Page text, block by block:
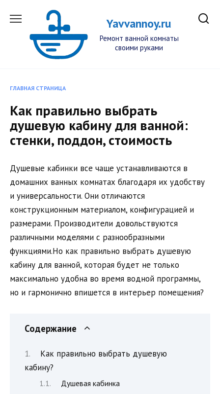
Yavvannoy.ru
Ремонт ванной комнаты
своими руками
ГЛАВНАЯ СТРАНИЦА
Как правильно выбрать
душевую кабину для ванной:
стенки, поддон, стоимость
Душевые кабинки все чаще устанавливаются в
домашних ванных комнатах благодаря их удобству
и универсальности. Они отличаются
конструкционным материалом, конфигурацией и
размерами. Производители довольствуются
различными моделями с разнообразными
функциями.Но как правильно выбрать душевую
кабину для ванной, которая будет не только
максимально удобна во время водной программы,
но и гармонично впишется в интерьер помещения?
Содержание
Как правильно выбрать душевую
кабину?
Душевая кабинка